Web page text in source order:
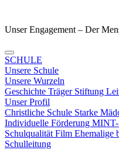
Unser Engagement – Der
SCHULE
Unsere Schule
Unsere Wurzeln
Geschichte Träger Stiftung
Unser Profil
Christliche Schule Starke
Individuelle Förderung MINT-
Schulqualität Film Ehemalige
Schulleitung